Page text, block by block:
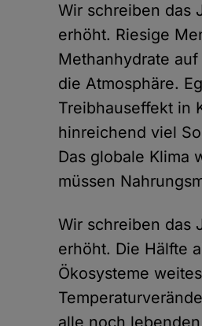
Wir schreiben das
erhöht. Riesige
Methanhydrate
die Atmosphäre.
Treibhauseffekt in
hinreichend viel
Das globale Klima
müssen
Wir schreiben das
erhöht. Die Hälfte
Ökosysteme